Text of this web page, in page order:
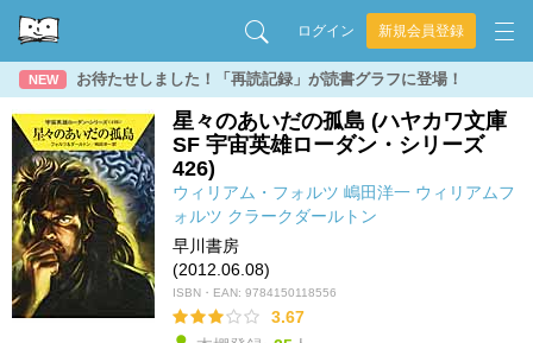
ログイン 新規会員登録
NEW お待たせしました！「再読記録」が読書グラフに登場！
星々のあいだの孤島 (ハヤカワ文庫
SF 宇宙英雄ローダン・シリーズ
426)
ウィリアム・フォルツ 嶋田洋一 ウィリアムフ
ォルツ クラークダールトン
早川書房
(2012.06.08)
ISBN・EAN: 9784150118556
3.67